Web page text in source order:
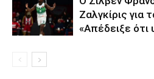
Ζαλγκίρις για
«Απέδειξε ότι